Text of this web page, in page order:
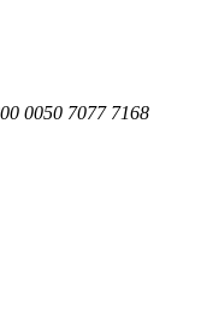
0050 7077 7168